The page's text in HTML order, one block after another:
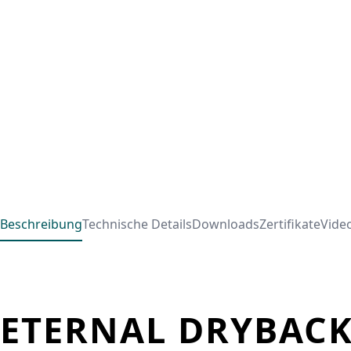
BeschreibungTechnische DetailsDownloadsZertifikate
ETERNAL